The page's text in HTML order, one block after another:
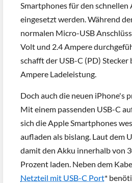
Smartphones für den
eingesetzt werden. Während
normalen Micro-USB
Volt und 2.4 Ampere
schafft der USB-C (PD) Stecker
Ampere Ladeleistung.
Doch auch die neuen iPhone's
Mit einem passenden USB-C
sich die Apple Smartphones
aufladen als bislang. Laut dem
damit den Akku innerhalb von
Prozent laden. Neben dem
Netzteil mit USB-C Port*